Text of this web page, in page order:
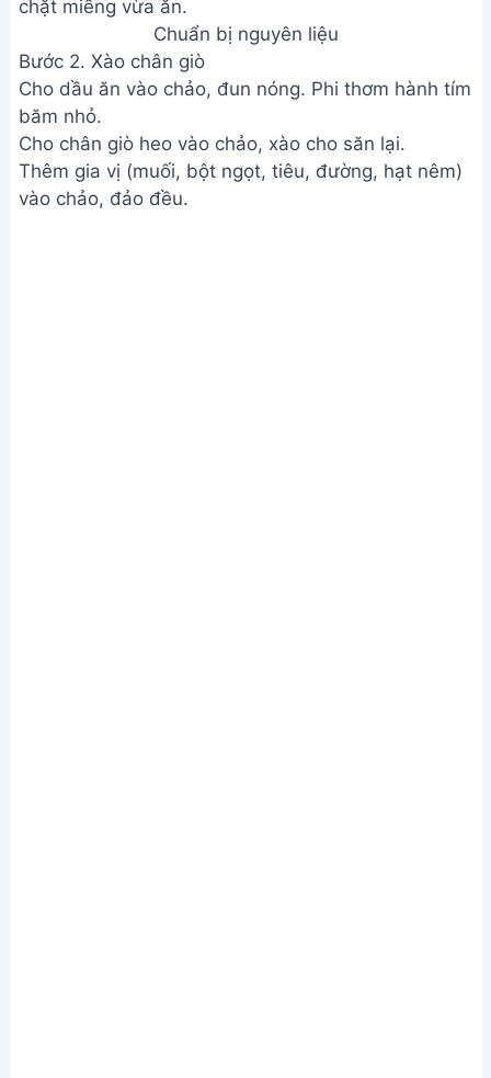
Chuẩn bị nguyên liệu
Bước 2. Xào chân giò
Cho dầu ăn vào chảo, đun nóng. Phi thơm hành tím
băm nhỏ.
Cho chân giò heo vào chảo, xào cho săn lại.
Thêm gia vị (muối, bột ngọt, tiêu, đường, hạt nêm)
vào chảo, đảo đều.